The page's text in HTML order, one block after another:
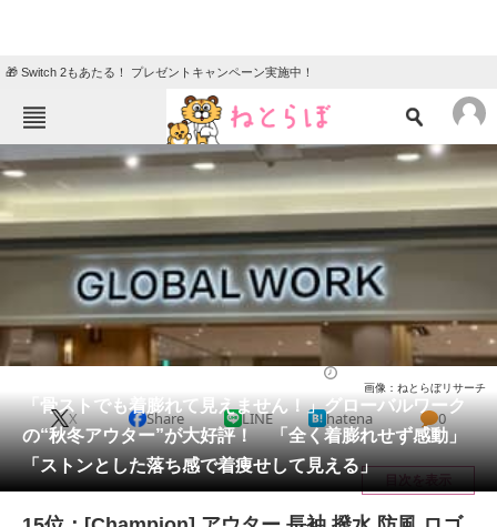
🎁 Switch 2もあたる！ プレゼントキャンペーン実施中！
ねとらぼメニュー
TOP ニュース
エンタメ クイズ
地域
住まい 教育・育児
動物 リサーチ
会員記事
メディア
注目記事を集めた総合ページ
「骨ストでも着膨れて見えません！」グローバルワーク
の“秋冬アウター”が大好評！ 「全く着膨れせず感動」
「ストンとした落ち感で着痩せして見える」
画像：ねとらぼリサーチ
X Share LINE hatena 0
目次を表示